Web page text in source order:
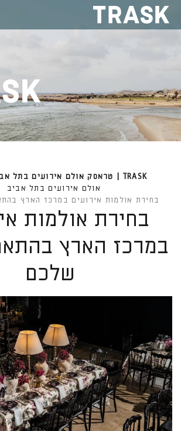
תחילתו
כדי
לעבור
לאזור
תוכן
TRASK | טראסק אולם אירועים בתל אביב על הים
אולם אירועים בתל אביב
בחירת אולמות אירועים במרכז הארץ
בחירת אולמות
במרכז הארץ
שלכם